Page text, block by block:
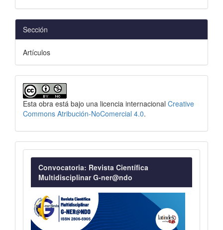
Sección
Artículos
Esta obra está bajo una licencia internacional Creative
Commons Atribución-NoComercial 4.0.
Convocatoria
Convocatoria: Revista Científica
Multidisciplinar G-ner@ndo